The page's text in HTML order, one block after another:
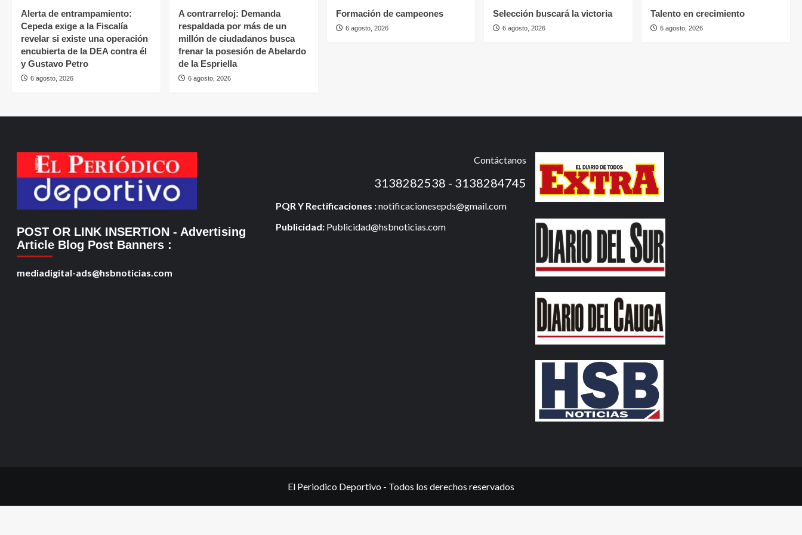
Alerta de entrampamiento:
Cepeda exige a la Fiscalía
revelar si existe una operación
encubierta de la DEA contra él
y Gustavo Petro
6 agosto, 2026
A contrarreloj: Demanda
respaldada por más de un
millón de ciudadanos busca
frenar la posesión de Abelardo
de la Espriella
6 agosto, 2026
Formación de campeones
6 agosto, 2026
Selección buscará la victoria
6 agosto, 2026
Talento en crecimiento
6 agosto, 2026
POST OR LINK INSERTION - Advertising
Article Blog Post Banners :
mediadigital-ads@hsbnoticias.com
Contáctanos
3138282538 - 3138284745
PQR Y Rectificaciones :notificacionesepds@gmail.com
Publicidad: Publicidad@hsbnoticias.com